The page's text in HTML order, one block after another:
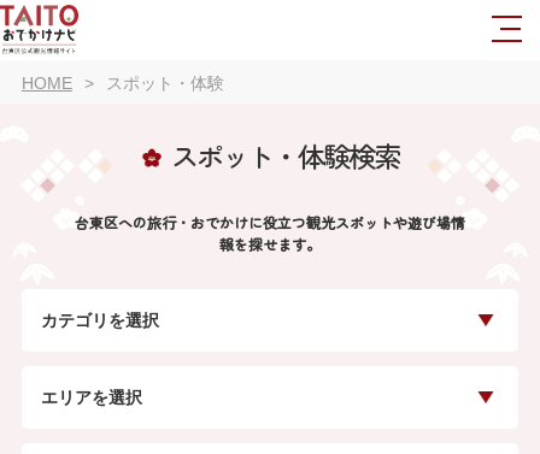
HOME スポット・体験
スポット・体験検索
台東区への旅行・おでかけに役立つ観光スポットや遊び場情
報を探せます。
カテゴリを選択
エリアを選択